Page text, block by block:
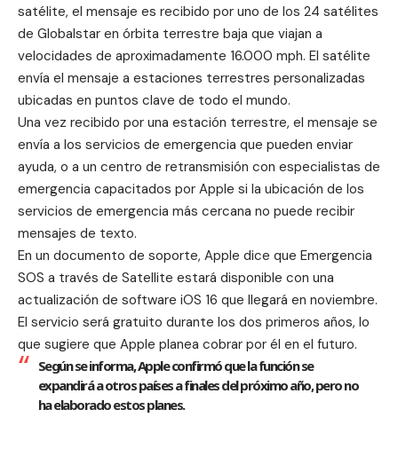
satélite, el mensaje es recibido por uno de los 24 satélites
de Globalstar en órbita terrestre baja que viajan a
velocidades de aproximadamente 16.000 mph. El satélite
envía el mensaje a estaciones terrestres personalizadas
ubicadas en puntos clave de todo el mundo.
Una vez recibido por una estación terrestre, el mensaje se
envía a los servicios de emergencia que pueden enviar
ayuda, o a un centro de retransmisión con especialistas de
emergencia capacitados por Apple si la ubicación de los
servicios de emergencia más cercana no puede recibir
mensajes de texto.
En un documento de soporte, Apple dice que Emergencia
SOS a través de Satellite estará disponible con una
actualización de software iOS 16 que llegará en noviembre.
El servicio será gratuito durante los dos primeros años, lo
que sugiere que Apple planea cobrar por él en el futuro.
Según se informa, Apple confirmó que la función se
expandirá a otros países a finales del próximo año, pero no
ha elaborado estos planes.